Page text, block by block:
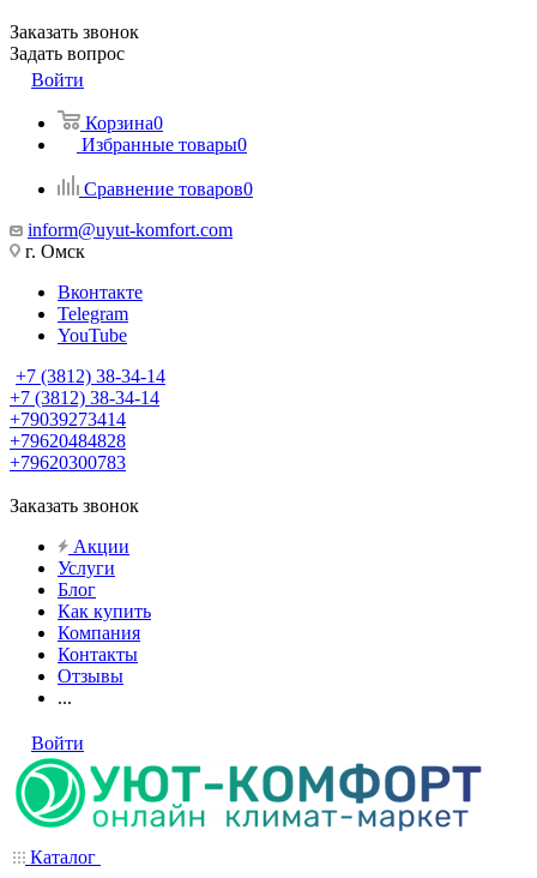
Заказать звонок
Задать вопрос
Войти
Корзина0
Избранные товары0
Сравнение товаров0
inform@uyut-komfort.com
г. Омск
Вконтакте
Telegram
YouTube
+7 (3812) 38-34-14
+7 (3812) 38-34-14
+79039273414
+79620484828
+79620300783
Заказать звонок
Акции
Услуги
Блог
Как купить
Компания
Контакты
Отзывы
...
Войти
Каталог